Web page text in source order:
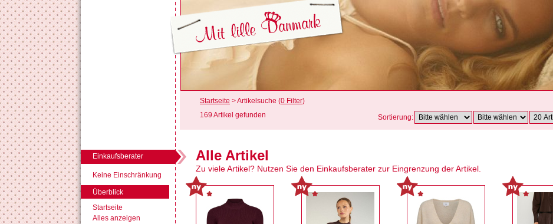
Keine Einschränkung
Überblick
Startseite
Alles anzeigen
Einkaufsberater
Startseite > Artikelsuche (0 Filter)
169 Artikel gefunden
Sortierung:
Alle Artikel
Zu viele Artikel? Nutzen Sie den Einkaufsberater zur Eingrenzung der Artikel.